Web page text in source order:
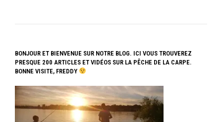
BONJOUR ET BIENVENUE SUR NOTRE BLOG. ICI VOUS TROUVEREZ
PRESQUE 200 ARTICLES ET VIDÉOS SUR LA PÊCHE DE LA CARPE.
BONNE VISITE, FREDDY